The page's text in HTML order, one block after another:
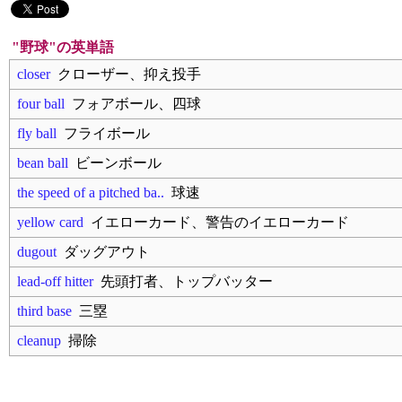
"野球"の英単語
closerクローザー、抑え投手
four ball フォアボール、四球
fly ball フライボール
bean ball ビーンボール
the speed of a pitched ba.. 球速
yellow card イエローカード、警告のイエローカード
dugout ダッグアウト
lead-off hitter先頭打者、トップバッター
third base 三塁
cleanup 掃除